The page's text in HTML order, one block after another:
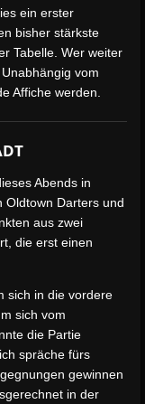
ein erster
bisher stärkste
Tabelle. Wer weiter
vom
Affiche werden.
Abends in
Oldtown Darters und
aus zwei
die erst einen
sich in die vordere
sich vom
die Partie
spräche fürs
gewinnen
in der